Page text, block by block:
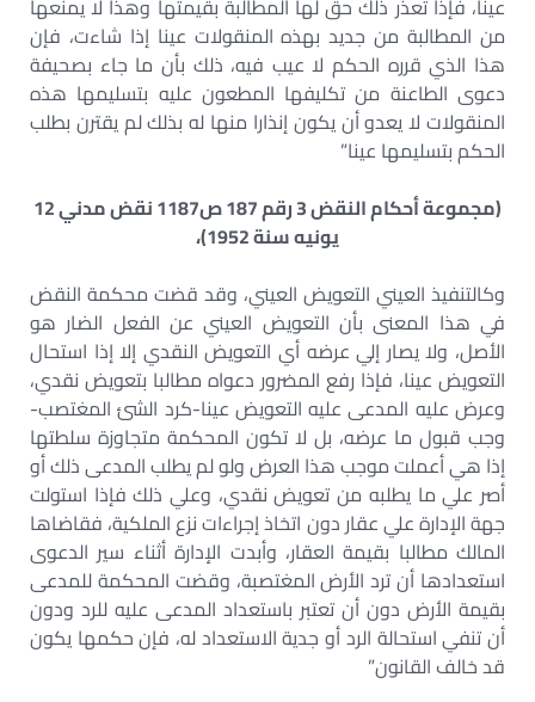
عينا، فإذا تعذر ذلك حق لها المطالبة بقيمتها وهذا لا يمنعها
من المطالبة من جديد بهذه المنقولات عينا إذا شاءت، فإن
هذا الذي قرره الحكم لا عيب فيه، ذلك بأن ما جاء بصحيفة
دعوى الطاعنة من تكليفها المطعون عليه بتسليمها هذه
المنقولات لا يعدو أن يكون إنذارا منها له بذلك لم يقترن بطلب
الحكم بتسليمها عينا”
(مجموعة أحكام النقض 3 رقم 187 ص1187 نقض مدني 12
يونيه سنة 1952)،
وكالتنفيذ العيني التعويض العيني، وقد قضت محكمة النقض
في هذا المعنى بأن التعويض العيني عن الفعل الضار هو
الأصل، ولا يصار إلي عرضه أي التعويض النقدي إلا إذا استحال
التعويض عينا، فإذا رفع المضرور دعواه مطالبا بتعويض نقدي،
وعرض عليه المدعى عليه التعويض عينا-كرد الشئ المغتصب-
وجب قبول ما عرضه، بل لا تكون المحكمة متجاوزة سلطتها
إذا هي أعملت موجب هذا العرض ولو لم يطلب المدعى ذلك أو
أصر علي ما يطلبه من تعويض نقدي، وعلي ذلك فإذا استولت
جهة الإدارة علي عقار دون اتخاذ إجراءات نزع الملكية، فقاضاها
المالك مطالبا بقيمة العقار، وأبدت الإدارة أثناء سير الدعوى
استعدادها أن ترد الأرض المغتصبة، وقضت المحكمة للمدعى
بقيمة الأرض دون أن تعتبر باستعداد المدعى عليه للرد ودون
أن تنفي استحالة الرد أو جدية الاستعداد له، فإن حكمها يكون
قد خالف القانون”